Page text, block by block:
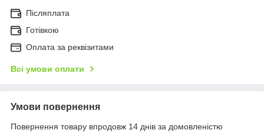
Післяплата
Готівкою
Оплата за реквізитами
Всі умови оплати
Умови повернення
Повернення товару впродовж 14 днів за домовленістю